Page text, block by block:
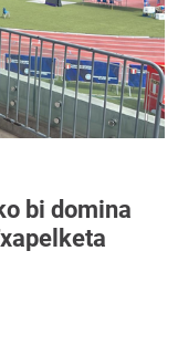
bi domina